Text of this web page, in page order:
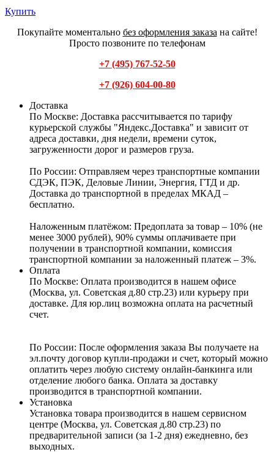
Купить
Покупайте моментально без оформления заказа на сайте!
Просто позвоните по телефонам
+7 (495) 767-52-50
+7 (926) 604-00-80
Доставка
По Москве: Доставка рассчитывается по тарифу
курьерской службы "Яндекс.Доставка" и зависит от
адреса доставки, дня недели, времени суток,
загруженности дорог и размеров груза.
По России: Отправляем через транспортные компании
СДЭК, ПЭК, Деловые Линии, Энергия, ГТД и др.
Доставка до транспортной в пределах МКАД –
бесплатно.
Наложенным платёжом: Предоплата за товар – 10% (не
менее 3000 рублей), 90% суммы оплачиваете при
получении в транспортной компании, комиссия
транспортной компании за наложенный платеж – 3%.
Оплата
По Москве: Оплата производится в нашем офисе
(Москва, ул. Советская д.80 стр.23) или курьеру при
доставке. Для юр.лиц возможна оплата на расчетный
счет.
По России: После оформления заказа Вы получаете на
эл.почту договор купли-продажи и счет, который можно
оплатить через любую систему онлайн-банкинга или
отделение любого банка. Оплата за доставку
производится в транспортной компании.
Установка
Установка товара производится в нашем сервисном
центре (Москва, ул. Советская д.80 стр.23) по
предварительной записи (за 1-2 дня) ежедневно, без
выходных.